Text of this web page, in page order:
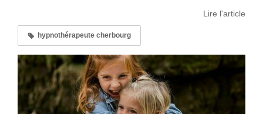
Lire l'article
hypnothérapeute cherbourg